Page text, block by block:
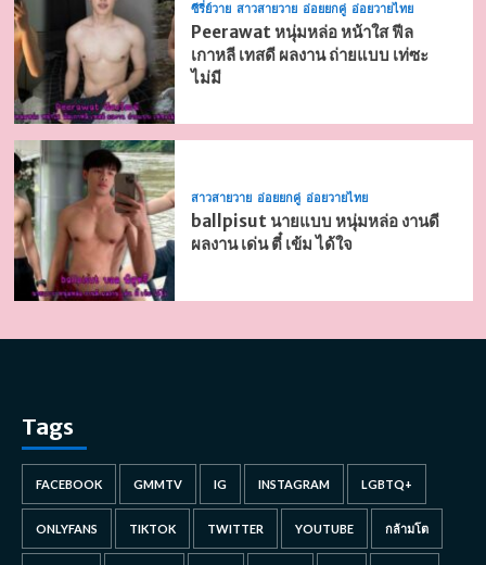
ซีรี่ย์วาย สาวสายวาย อ่อยยกคู่ อ่อยวายไทย
Peerawat หนุ่มหล่อ หน้าใส ฟีล
เกาหลี เทสดี ผลงาน ถ่ายแบบ เท่ซะ
ไม่มี
สาวสายวาย อ่อยยกคู่ อ่อยวายไทย
ballpisut นายแบบ หนุ่มหล่อ งานดี
ผลงาน เด่น ตี๋ เข้ม ได้ใจ
Tags
FACEBOOK GMMTV IG INSTAGRAM LGBTQ+
ONLYFANS TIKTOK TWITTER YOUTUBE กล้ามโต